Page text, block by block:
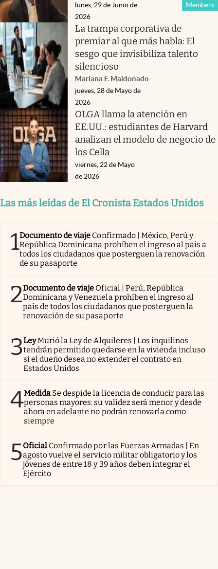
Members
lunes, 29 de Junio de
2026
La trampa corporativa de
premiar al que más habla: El
sesgo que invisibiliza talento
silencioso
Mariana F. Maldonado
jueves, 28 de Mayo de
2026
OLGA llama la atención en
EE.UU.: estudiantes de Harvard
analizan el modelo de negocio de
los Cella
viernes, 22 de Mayo
de 2026
Las más leídas de El Cronista Estados Unidos
1Documento de viaje Confirmado | México, Perú y
República Dominicana prohíben el ingreso al país a
todos los ciudadanos que posterguen la renovación
de su pasaporte
2Documento de viaje Oficial | Perú, República
Dominicana y Venezuela prohíben el ingreso al
país de todos los ciudadanos que posterguen la
renovación de su pasaporte
3LeyMurió la Ley de Alquileres | Los inquilinos
tendrán permitido quedarse en la vivienda incluso
si el dueño desea no extender el contrato en
Estados Unidos
4Medida Se despide la licencia de conducir para las
personas mayores: su validez será menor y desde
ahora en adelante no podrán renovarla como
siempre
5Oficial Confirmado por las Fuerzas Armadas | En
agosto vuelve el servicio militar obligatorio y los
jóvenes de entre 18 y 39 años deben integrar el
Ejército